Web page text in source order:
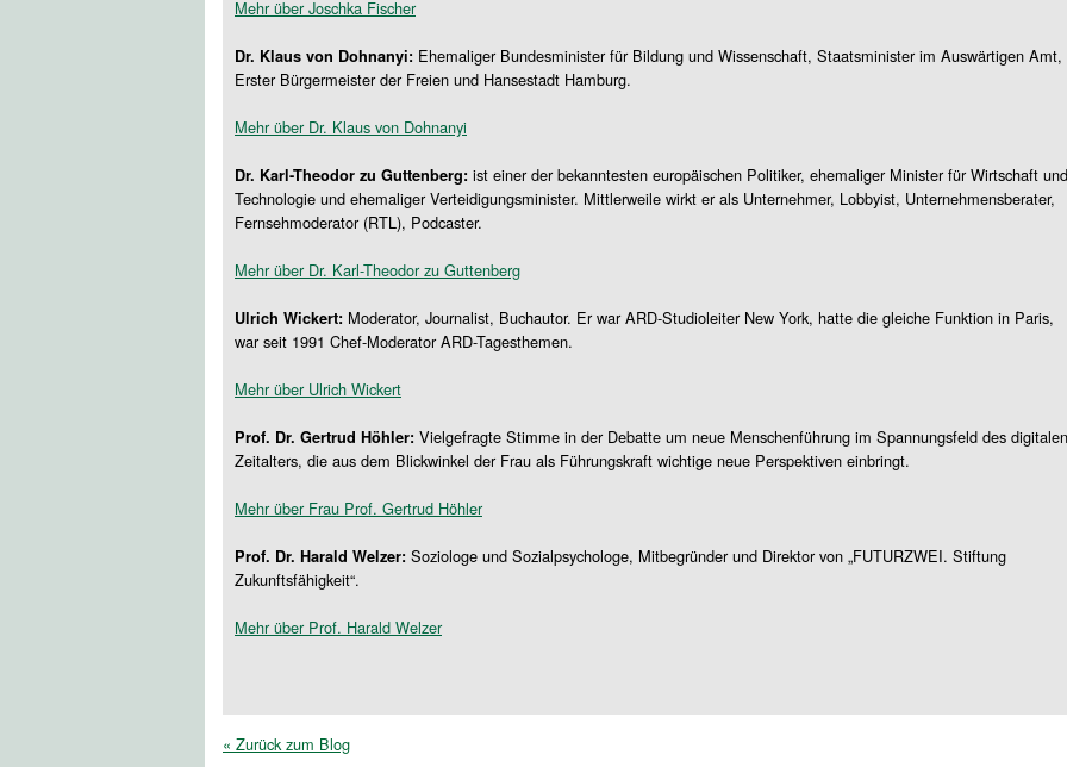
Mehr über Joschka Fischer
Dr. Klaus von Dohnanyi: Ehemaliger Bundesminister für Bildung und Wissenschaft, Staatsminister im Auswärtigen Amt,
Erster Bürgermeister der Freien und Hansestadt Hamburg.
Mehr über Dr. Klaus von Dohnanyi
Dr. Karl-Theodor zu Guttenberg: ist einer der bekanntesten europäischen Politiker, ehemaliger Minister für Wirtschaft und
Technologie und ehemaliger Verteidigungsminister. Mittlerweile wirkt er als Unternehmer, Lobbyist, Unternehmensberater,
Fernsehmoderator (RTL), Podcaster.
Mehr über Dr. Karl-Theodor zu Guttenberg
Ulrich Wickert: Moderator, Journalist, Buchautor. Er war ARD-Studioleiter New York, hatte die gleiche Funktion in Paris,
war seit 1991 Chef-Moderator ARD-Tagesthemen.
Mehr über Ulrich Wickert
Prof. Dr. Gertrud Höhler: Vielgefragte Stimme in der Debatte um neue Menschenführung im Spannungsfeld des digitalen
Zeitalters, die aus dem Blickwinkel der Frau als Führungskraft wichtige neue Perspektiven einbringt.
Mehr über Frau Prof. Gertrud Höhler
Prof. Dr. Harald Welzer: Soziologe und Sozialpsychologe, Mitbegründer und Direktor von „FUTURZWEI. Stiftung
Zukunftsfähigkeit“.
Mehr über Prof. Harald Welzer
« Zurück zum Blog